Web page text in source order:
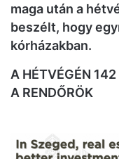
maga után a
beszélt, hogy
kórházakban.
A HÉTVÉGÉN
A RENDŐRÖK